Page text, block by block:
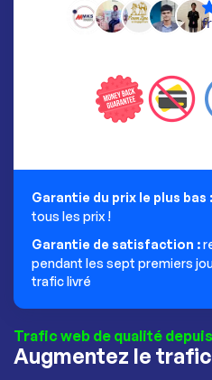
Garantie du prix le plus bas :
tous les prix !
Garantie de satisfaction :
pendant les sept premiers
trafic livré
Trafic web de qualité
Augmentez le